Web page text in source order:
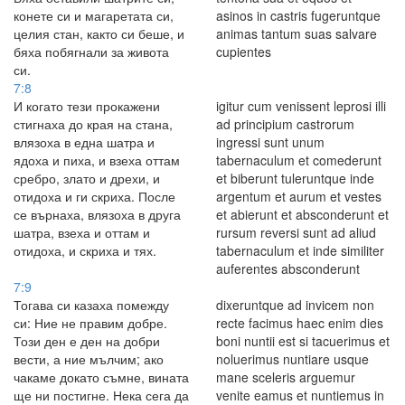
конете си и магаретата си,
целия стан, както си беше, и
бяха побягнали за живота
си.
asinos in castris fugeruntque
animas tantum suas salvare
cupientes
7:8
И когато тези прокажени
стигнаха до края на стана,
влязоха в една шатра и
ядоха и пиха, и взеха оттам
сребро, злато и дрехи, и
отидоха и ги скриха. После
се върнаха, влязоха в друга
шатра, взеха и оттам и
отидоха, и скриха и тях.
igitur cum venissent leprosi illi
ad principium castrorum
ingressi sunt unum
tabernaculum et comederunt
et biberunt tuleruntque inde
argentum et aurum et vestes
et abierunt et absconderunt et
rursum reversi sunt ad aliud
tabernaculum et inde similiter
auferentes absconderunt
7:9
Тогава си казаха помежду
си: Ние не правим добре.
Този ден е ден на добри
вести, а ние мълчим; ако
чакаме докато съмне, вината
ще ни постигне. Нека сега да
dixeruntque ad invicem non
recte facimus haec enim dies
boni nuntii est si tacuerimus et
noluerimus nuntiare usque
mane sceleris arguemur
venite eamus et nuntiemus in